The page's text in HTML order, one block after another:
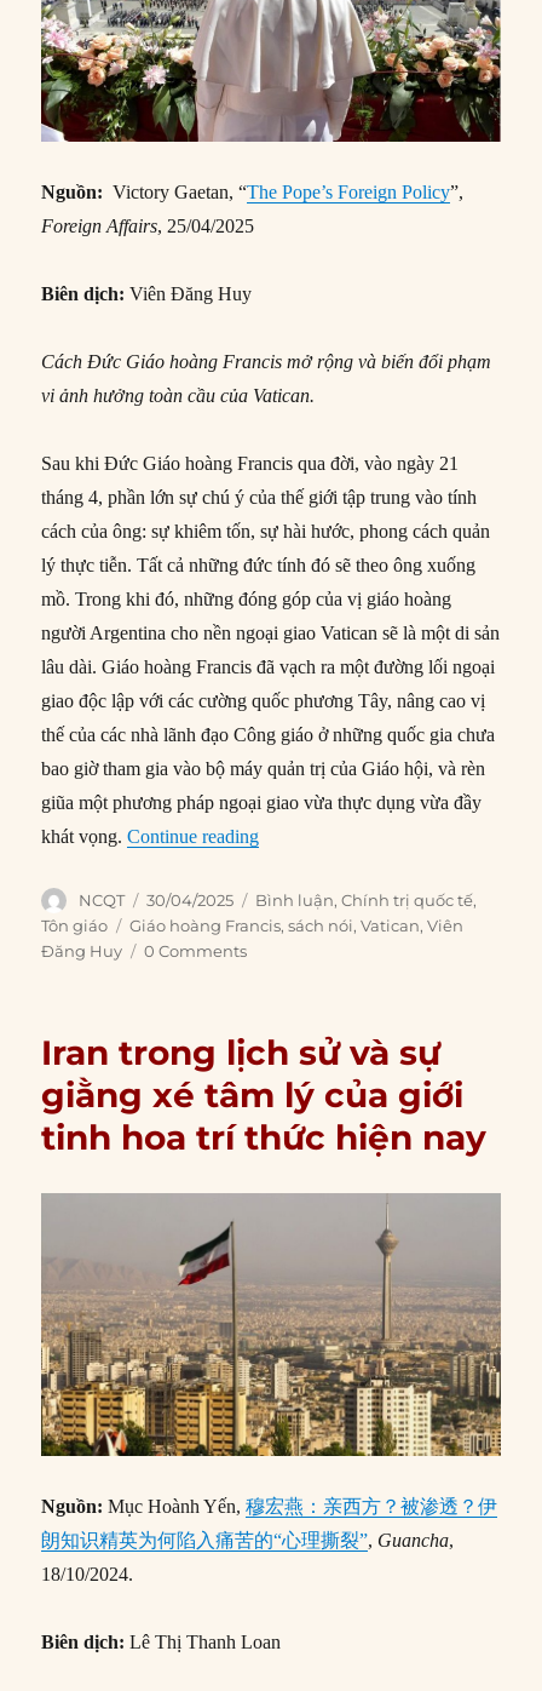
Nguồn: Victory Gaetan, “The Pope’s Foreign Policy”,
Foreign Affairs, 25/04/2025
Biên dịch: Viên Đăng Huy
Cách Đức Giáo hoàng Francis mở rộng và biến đổi phạm
vi ảnh hưởng toàn cầu của Vatican.
Sau khi Đức Giáo hoàng Francis qua đời, vào ngày 21
tháng 4, phần lớn sự chú ý của thế giới tập trung vào tính
cách của ông: sự khiêm tốn, sự hài hước, phong cách quản
lý thực tiễn. Tất cả những đức tính đó sẽ theo ông xuống
mồ. Trong khi đó, những đóng góp của vị giáo hoàng
người Argentina cho nền ngoại giao Vatican sẽ là một di sản
lâu dài. Giáo hoàng Francis đã vạch ra một đường lối ngoại
giao độc lập với các cường quốc phương Tây, nâng cao vị
thế của các nhà lãnh đạo Công giáo ở những quốc gia chưa
bao giờ tham gia vào bộ máy quản trị của Giáo hội, và rèn
giũa một phương pháp ngoại giao vừa thực dụng vừa đầy
khát vọng.Continue reading“Về chính sách đối ngoại của Giáo
Author
NCQT
Posted
on
30/04/2025 Categories
Bình luận,Chính trị quốc tế,
Tôn giáo
Tags
Giáo hoàng Francis,sách nói,Vatican,Viên
Đăng Huy
0 Comments
Iran trong lịch sử và sự
giằng xé tâm lý của giới
tinh hoa trí thức hiện nay
Nguồn: Mục Hoành Yến,穆宏燕：亲西方？被渗透？伊
朗知识精英为何陷入痛苦的“心理撕裂”, Guancha,
18/10/2024.
Biên dịch: Lê Thị Thanh Loan